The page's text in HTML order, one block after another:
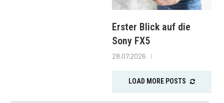
Erster Blick auf die
Sony FX5
28.07.2026
LOAD MORE POSTS